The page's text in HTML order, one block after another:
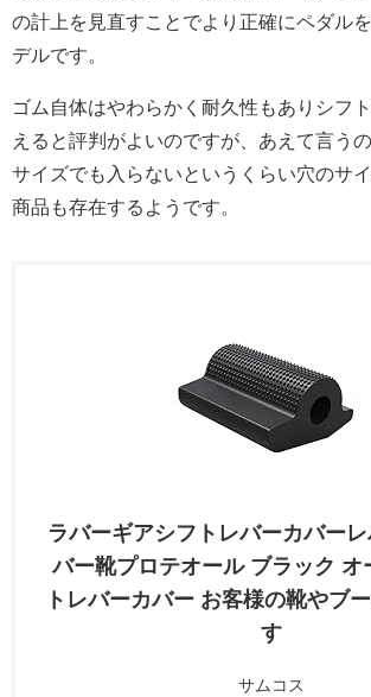
の計上を見直すことでより正確にペダル
デルです。
ゴム自体はやわらかく耐久性もありシフ
えると評判がよいのですが、あえて言う
サイズでも入らないというくらい穴のサ
商品も存在するようです。
ラバーギアシフトレバーカバー
バー靴プロテオール ブラック オ
トレバーカバー お客様の靴やブ
す
サムコス